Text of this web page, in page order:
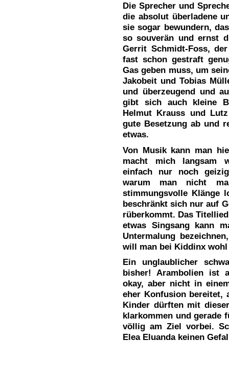
Die Sprecher und
die absolut überladene
sie sogar bewundern,
so souverän und ernst
Gerrit Schmidt-Foss,
fast schon gestraft
Gas geben muss, um
Jakobeit und Tobias
und überzeugend und
gibt sich auch kleine
Helmut Krauss und
gute Besetzung ab und
etwas.
Von Musik kann man
macht mich langsam
einfach nur noch
warum man nicht
stimmungsvolle Klänge
beschränkt sich nur auf
rüberkommt. Das
etwas Singsang kann
Untermalung
will man bei Kiddinx
Ein unglaublicher
bisher! Arambolien ist
okay, aber nicht in
eher Konfusion bereitet,
Kinder dürften mit
klarkommen und gerade
völlig am Ziel vorbei.
Elea Eluanda keinen